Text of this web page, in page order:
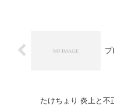
たけちょり 炎上と不